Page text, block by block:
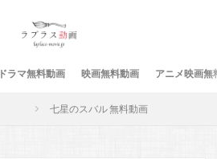
ドラマ無料動画 映画無料動画 アニメ映画無
七星のスバル 無料動画